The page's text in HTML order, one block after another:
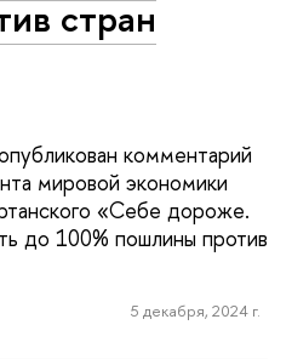
стран
комментарий
мировой экономики
«Себе дороже.
до 100% пошлины против
5 декабря, 2024 г.